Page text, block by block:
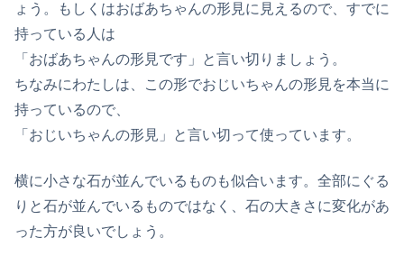
ょう。もしくはおばあちゃんの形見に見えるので、すでに
持っている人は
「おばあちゃんの形見です」と言い切りましょう。
ちなみにわたしは、この形でおじいちゃんの形見を本当に
持っているので、
「おじいちゃんの形見」と言い切って使っています。
横に小さな石が並んでいるものも似合います。全部にぐる
りと石が並んでいるものではなく、石の大きさに変化があ
った方が良いでしょう。